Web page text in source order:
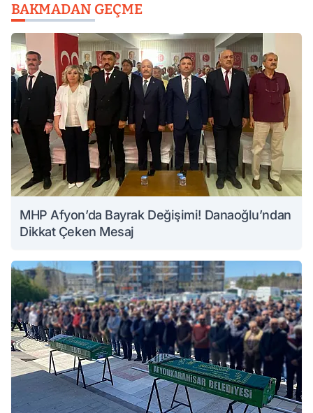
BAKMADAN GEÇME
MHP Afyon’da Bayrak Değişimi! Danaoğlu’ndan
Dikkat Çeken Mesaj